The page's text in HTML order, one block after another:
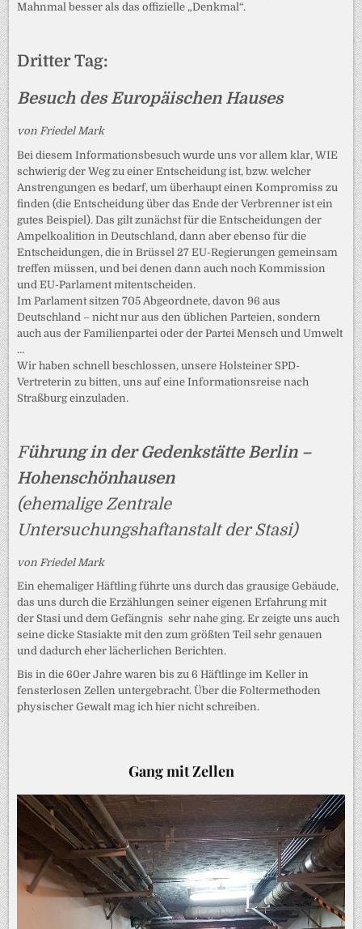
Mahnmal besser als das offizielle „Denkmal“.
Dritter Tag:
Besuch des Europäischen Hauses
von Friedel Mark
Bei diesem Informationsbesuch wurde uns vor allem klar, WIE
schwierig der Weg zu einer Entscheidung ist, bzw. welcher
Anstrengungen es bedarf, um überhaupt einen Kompromiss zu
finden (die Entscheidung über das Ende der Verbrenner ist ein
gutes Beispiel). Das gilt zunächst für die Entscheidungen der
Ampelkoalition in Deutschland, dann aber ebenso für die
Entscheidungen, die in Brüssel 27 EU-Regierungen gemeinsam
treffen müssen, und bei denen dann auch noch Kommission
und EU-Parlament mitentscheiden.
Im Parlament sitzen 705 Abgeordnete, davon 96 aus
Deutschland – nicht nur aus den üblichen Parteien, sondern
auch aus der Familienpartei oder der Partei Mensch und Umwelt
…
Wir haben schnell beschlossen, unsere Holsteiner SPD-
Vertreterin zu bitten, uns auf eine Informationsreise nach
Straßburg einzuladen.
Führung in der Gedenkstätte Berlin –
Hohenschönhausen
(ehemalige Zentrale
Untersuchungshaftanstalt der Stasi)
von Friedel Mark
Ein ehemaliger Häftling führte uns durch das grausige Gebäude,
das uns durch die Erzählungen seiner eigenen Erfahrung mit
der Stasi und dem Gefängnis sehr nahe ging. Er zeigte uns auch
seine dicke Stasiakte mit den zum größten Teil sehr genauen
und dadurch eher lächerlichen Berichten.
Bis in die 60er Jahre waren bis zu 6 Häftlinge im Keller in
fensterlosen Zellen untergebracht. Über die Foltermethoden
physischer Gewalt mag ich hier nicht schreiben.
Gang mit Zellen